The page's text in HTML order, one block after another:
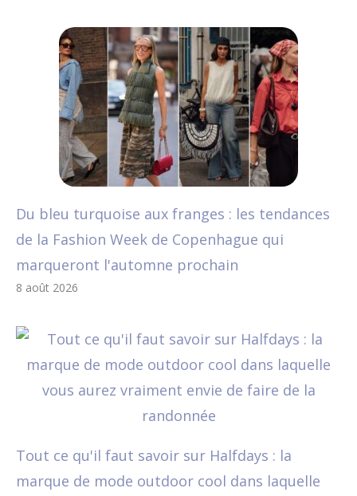
Du bleu turquoise aux franges : les tendances
de la Fashion Week de Copenhague qui
marqueront l'automne prochain
8 août 2026
Tout ce qu'il faut savoir sur Halfdays : la
marque de mode outdoor cool dans laquelle